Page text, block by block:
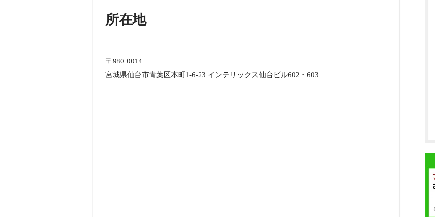
所在地
〒980-0014
宮城県仙台市青葉区本町1-6-23 インテリックス仙台ビル602・603